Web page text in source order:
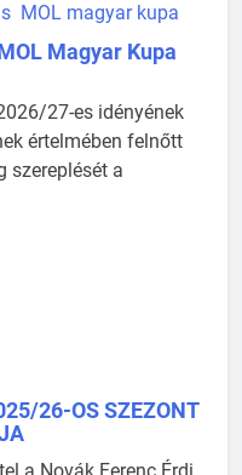
MOL magyar kupa
Magyar Kupa
27-es idényének
értelmében felnőtt
szereplését a
26-OS SZEZONT